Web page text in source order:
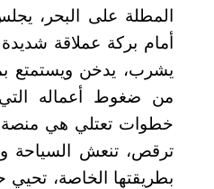
المطلة على البحر،
أمام بركة عملاقة
يشرب، يدخن ويستمتع
من ضغوط أعماله
خطوات تعتلي هي منصة
ترقص، تنعش السياحة
بطريقتها الخاصة،